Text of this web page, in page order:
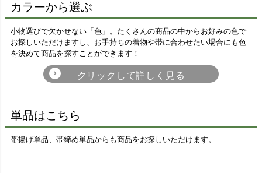
流水柄・波柄
麻の葉 縞柄・線柄 古典柄
カラーから選ぶ
小物選びで欠かせない「色」。たくさんの商品の中からお好みの色で
お探しいただけますし、お手持ちの着物や帯に合わせたい場合にも色
を決めて商品を探すことができます！
白
単品はこちら
帯揚げ単品、帯締め単品からも商品をお探しいただけます。